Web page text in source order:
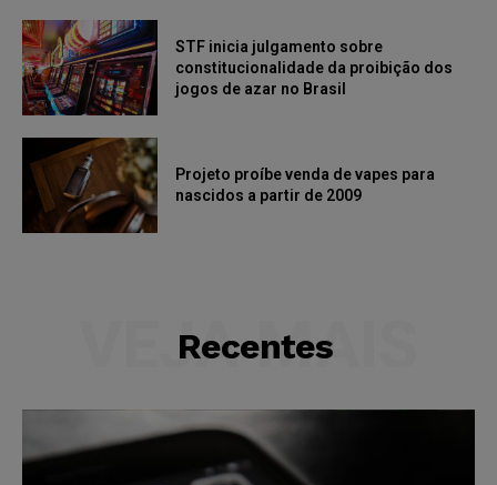
STF inicia julgamento sobre
constitucionalidade da proibição dos
jogos de azar no Brasil
Projeto proíbe venda de vapes para
nascidos a partir de 2009
Recentes
VEJA MAIS